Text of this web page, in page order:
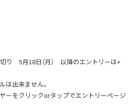
り 5月18日（月） 以降のエントリーは+
は出来ません。
ーをクリックorタップでエントリーページ